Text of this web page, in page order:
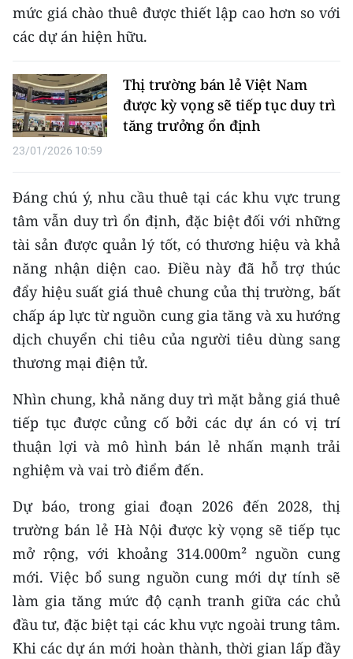
mức giá chào thuê được thiết lập cao hơn so với
các dự án hiện hữu.
Thị trường bán lẻ Việt Nam
được kỳ vọng sẽ tiếp tục duy trì
tăng trưởng ổn định
23/01/2026 10:59
Đáng chú ý, nhu cầu thuê tại các khu vực trung
tâm vẫn duy trì ổn định, đặc biệt đối với những
tài sản được quản lý tốt, có thương hiệu và khả
năng nhận diện cao. Điều này đã hỗ trợ thúc
đẩy hiệu suất giá thuê chung của thị trường, bất
chấp áp lực từ nguồn cung gia tăng và xu hướng
dịch chuyển chi tiêu của người tiêu dùng sang
thương mại điện tử.
Nhìn chung, khả năng duy trì mặt bằng giá thuê
tiếp tục được củng cố bởi các dự án có vị trí
thuận lợi và mô hình bán lẻ nhấn mạnh trải
nghiệm và vai trò điểm đến.
Dự báo, trong giai đoạn 2026 đến 2028, thị
trường bán lẻ Hà Nội được kỳ vọng sẽ tiếp tục
mở rộng, với khoảng 314.000m² nguồn cung
mới. Việc bổ sung nguồn cung mới dự tính sẽ
làm gia tăng mức độ cạnh tranh giữa các chủ
đầu tư, đặc biệt tại các khu vực ngoài trung tâm.
Khi các dự án mới hoàn thành, thời gian lấp đầy